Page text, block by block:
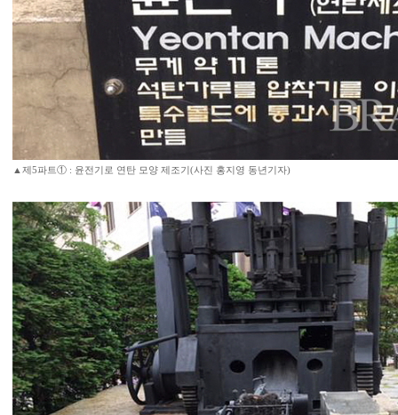
▲제5파트① : 윤전기로 연탄 모양 제조기(사진 홍지영 동년기자)